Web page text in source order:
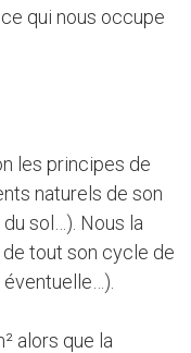
qui nous occupe
les principes de
naturels de son
sol…). Nous la
tout son cycle de
alors que la